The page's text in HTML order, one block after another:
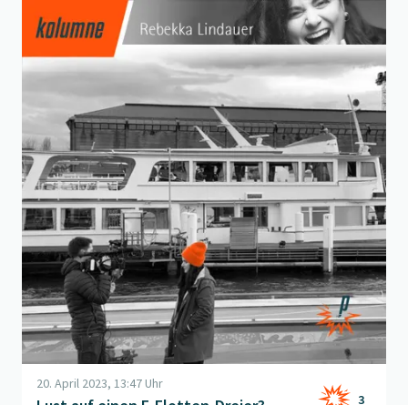
Lust auf einen E-Flotten-Dreier? " öffnen
20. April 2023, 13:47 Uhr
3